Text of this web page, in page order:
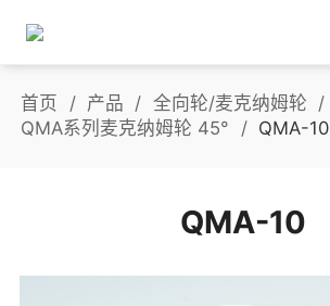
首页 产品
全向轮/麦克纳姆轮
QMA系列麦克纳姆轮 45°
QMA-10
QMA-10